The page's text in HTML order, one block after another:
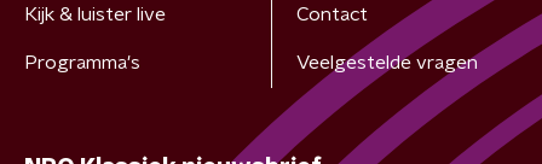
Kijk & luister live
Programma's
Contact
Veelgestelde vragen